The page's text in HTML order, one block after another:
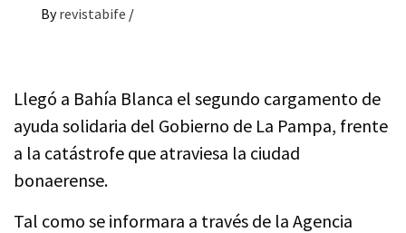
By revistabife /
Llegó a Bahía Blanca el segundo cargamento de
ayuda solidaria del Gobierno de La Pampa, frente
a la catástrofe que atraviesa la ciudad
bonaerense.
Tal como se informara a través de la Agencia